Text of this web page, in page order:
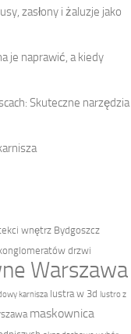
zasłony i żaluzje jako
je naprawić, a kiedy
Skuteczne narzędzia
wnętrz Bydgoszcz
drzwi
Warszawa
karnisza lustra w 3d lustro z
maskownica